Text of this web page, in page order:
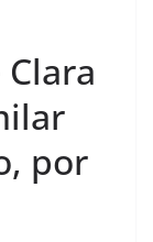
por